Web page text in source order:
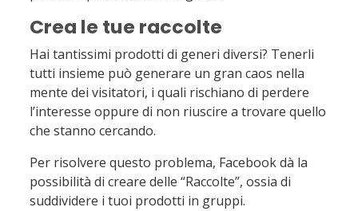
Crea le tue raccolte
Hai tantissimi prodotti di generi diversi? Tenerli
tutti insieme può generare un gran caos nella
mente dei visitatori, i quali rischiano di perdere
l’interesse oppure di non riuscire a trovare quello
che stanno cercando.
Per risolvere questo problema, Facebook dà la
possibilità di creare delle “Raccolte”, ossia di
suddividere i tuoi prodotti in gruppi.